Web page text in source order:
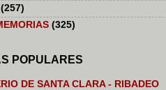
(257)
(325)
POPULARES
DE SANTA CLARA - RIBADEO